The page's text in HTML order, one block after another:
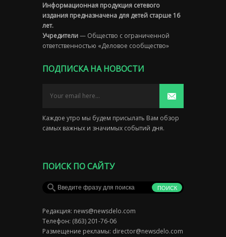
Информационная продукция сетевого
издания предназначена для детей старше 16
лет.
Учредители— Общество с ограниченной
ответственностью «Деловое сообщество»
ПОДПИСКА НА НОВОСТИ
Каждое утро мы будем присылать Вам обзор
самых важных и значимых событий дня.
ПОИСК ПО САЙТУ
Редакция: news@newsdelo.com
Телефон: (863) 201-76-06
Размещение рекламы: director@newsdelo.com